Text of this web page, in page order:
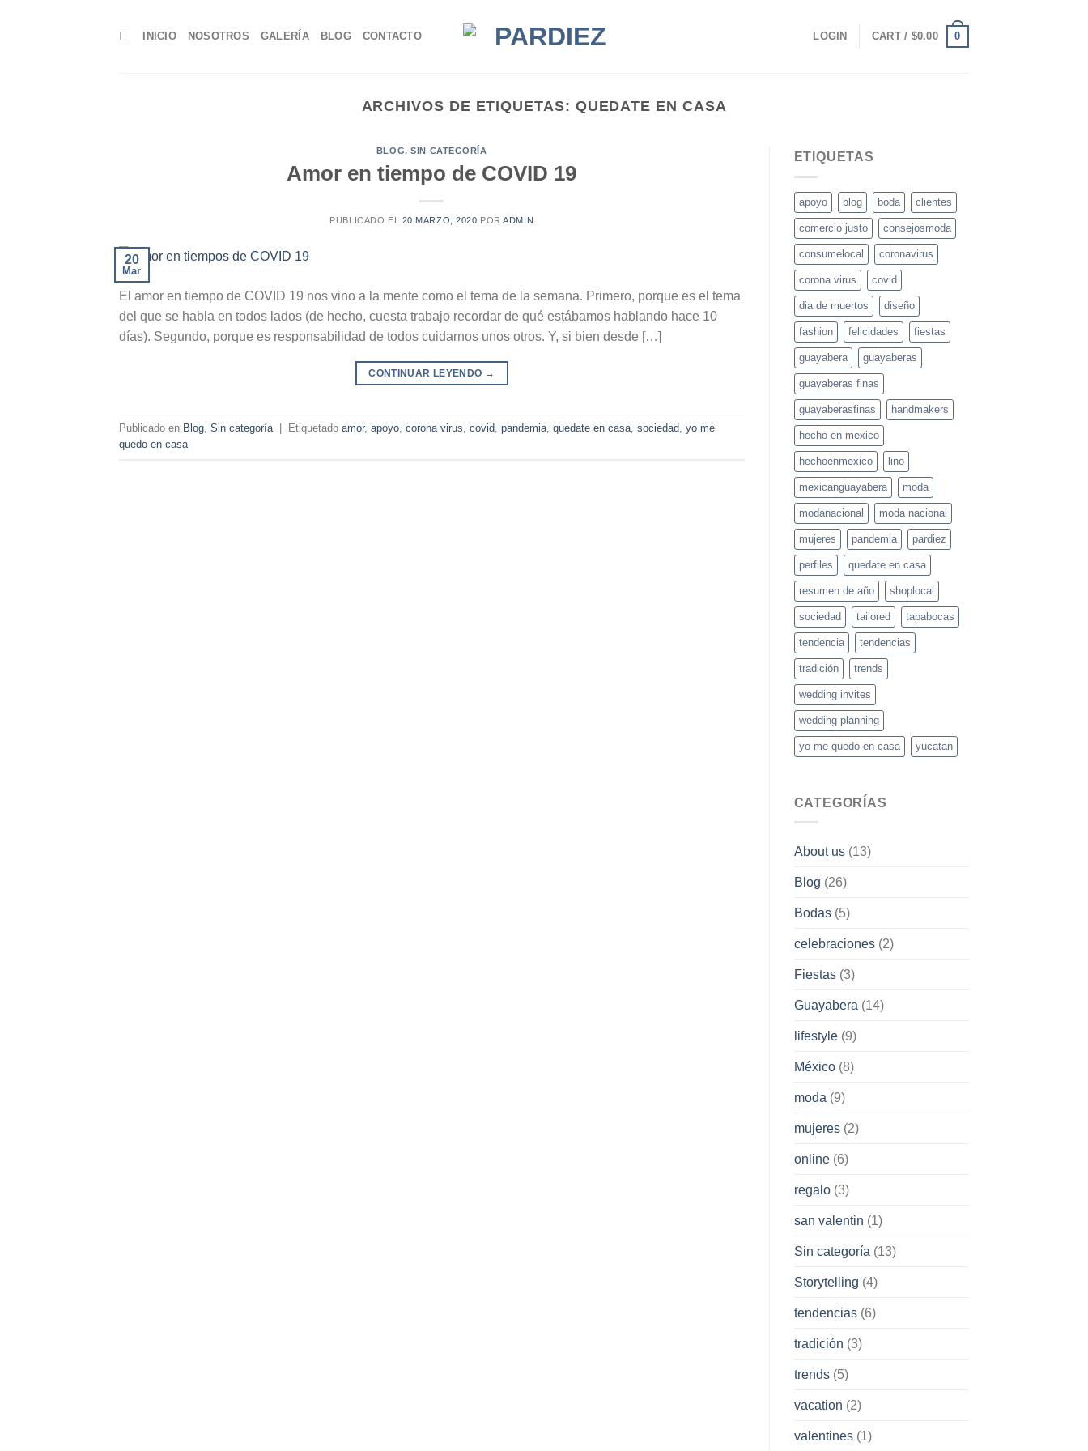
INICIO NOSOTROS GALERÍA BLOG CONTACTO LOGIN CART / $0.00 0
ARCHIVOS DE ETIQUETAS: QUEDATE EN CASA
BLOG,SIN CATEGORÍA
Amor en tiempo de COVID 19
PUBLICADO EL 20 MARZO, 2020 PORADMIN
20
Mar
El amor en tiempo de COVID 19 nos vino a la mente como el tema de la semana. Primero, porque es el tema
del que se habla en todos lados (de hecho, cuesta trabajo recordar de qué estábamos hablando hace 10
días). Segundo, porque es responsabilidad de todos cuidarnos unos otros. Y, si bien desde […]
CONTINUAR LEYENDO →
Publicado en Blog, Sin categoría Etiquetado amor, apoyo, corona virus, covid, pandemia, quedate en casa, sociedad, yo me
quedo en casa
ETIQUETAS
apoyo blog boda clientes
comercio justo consejosmoda
consumelocal coronavirus
corona virus covid
dia de muertos diseño
fashion felicidades fiestas
guayabera guayaberas
guayaberas finas
guayaberasfinas handmakers
hecho en mexico
hechoenmexico lino
mexicanguayabera moda
modanacional moda nacional
mujeres pandemia pardiez
perfiles quedate en casa
resumen de año shoplocal
sociedad tailored tapabocas
tendencia tendencias
tradición trends
wedding invites
wedding planning
yo me quedo en casa yucatan
CATEGORÍAS
About us(13)
Blog (26)
Bodas(5)
celebraciones(2)
Fiestas(3)
Guayabera (14)
lifestyle(9)
México(8)
moda (9)
mujeres(2)
online(6)
regalo(3)
san valentin (1)
Sin categoría (13)
Storytelling (4)
tendencias(6)
tradición (3)
trends(5)
vacation (2)
valentines(1)